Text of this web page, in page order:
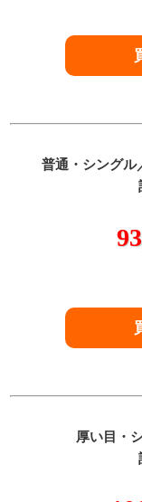
普通 ・シング
厚い目・